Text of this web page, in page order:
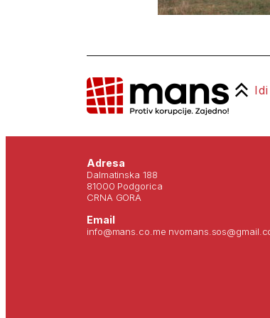
Adresa
Dalmatinska 188
81000 Podgorica
CRNA GORA
Email
info@mans.co.me